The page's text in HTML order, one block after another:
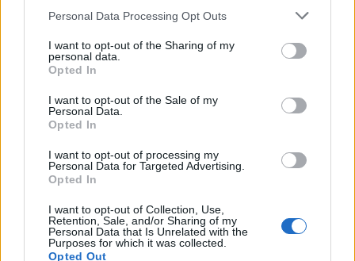
Please note that this website/app uses one or more Google
not limited to your visit or usage behaviour. You may click to
grant or deny consent to Google and its third-party tags to
use your data for below specified purposes in below Google
consent section.
Personal Data Processing Opt Outs
I want to opt-out of the Sharing of my
personal data.
Opted In
I want to opt-out of the Sale of my
Personal Data.
Opted In
I want to opt-out of processing my
Personal Data for Targeted Advertising.
Opted In
I want to opt-out of Collection, Use,
Retention, Sale, and/or Sharing of my
Personal Data that Is Unrelated with the
Purposes for which it was collected.
Opted Out
mitigaciones aplicadas
La inteligencia artificial ética es fundamental para un…
CIENCIA Y TECNOLOGÍA